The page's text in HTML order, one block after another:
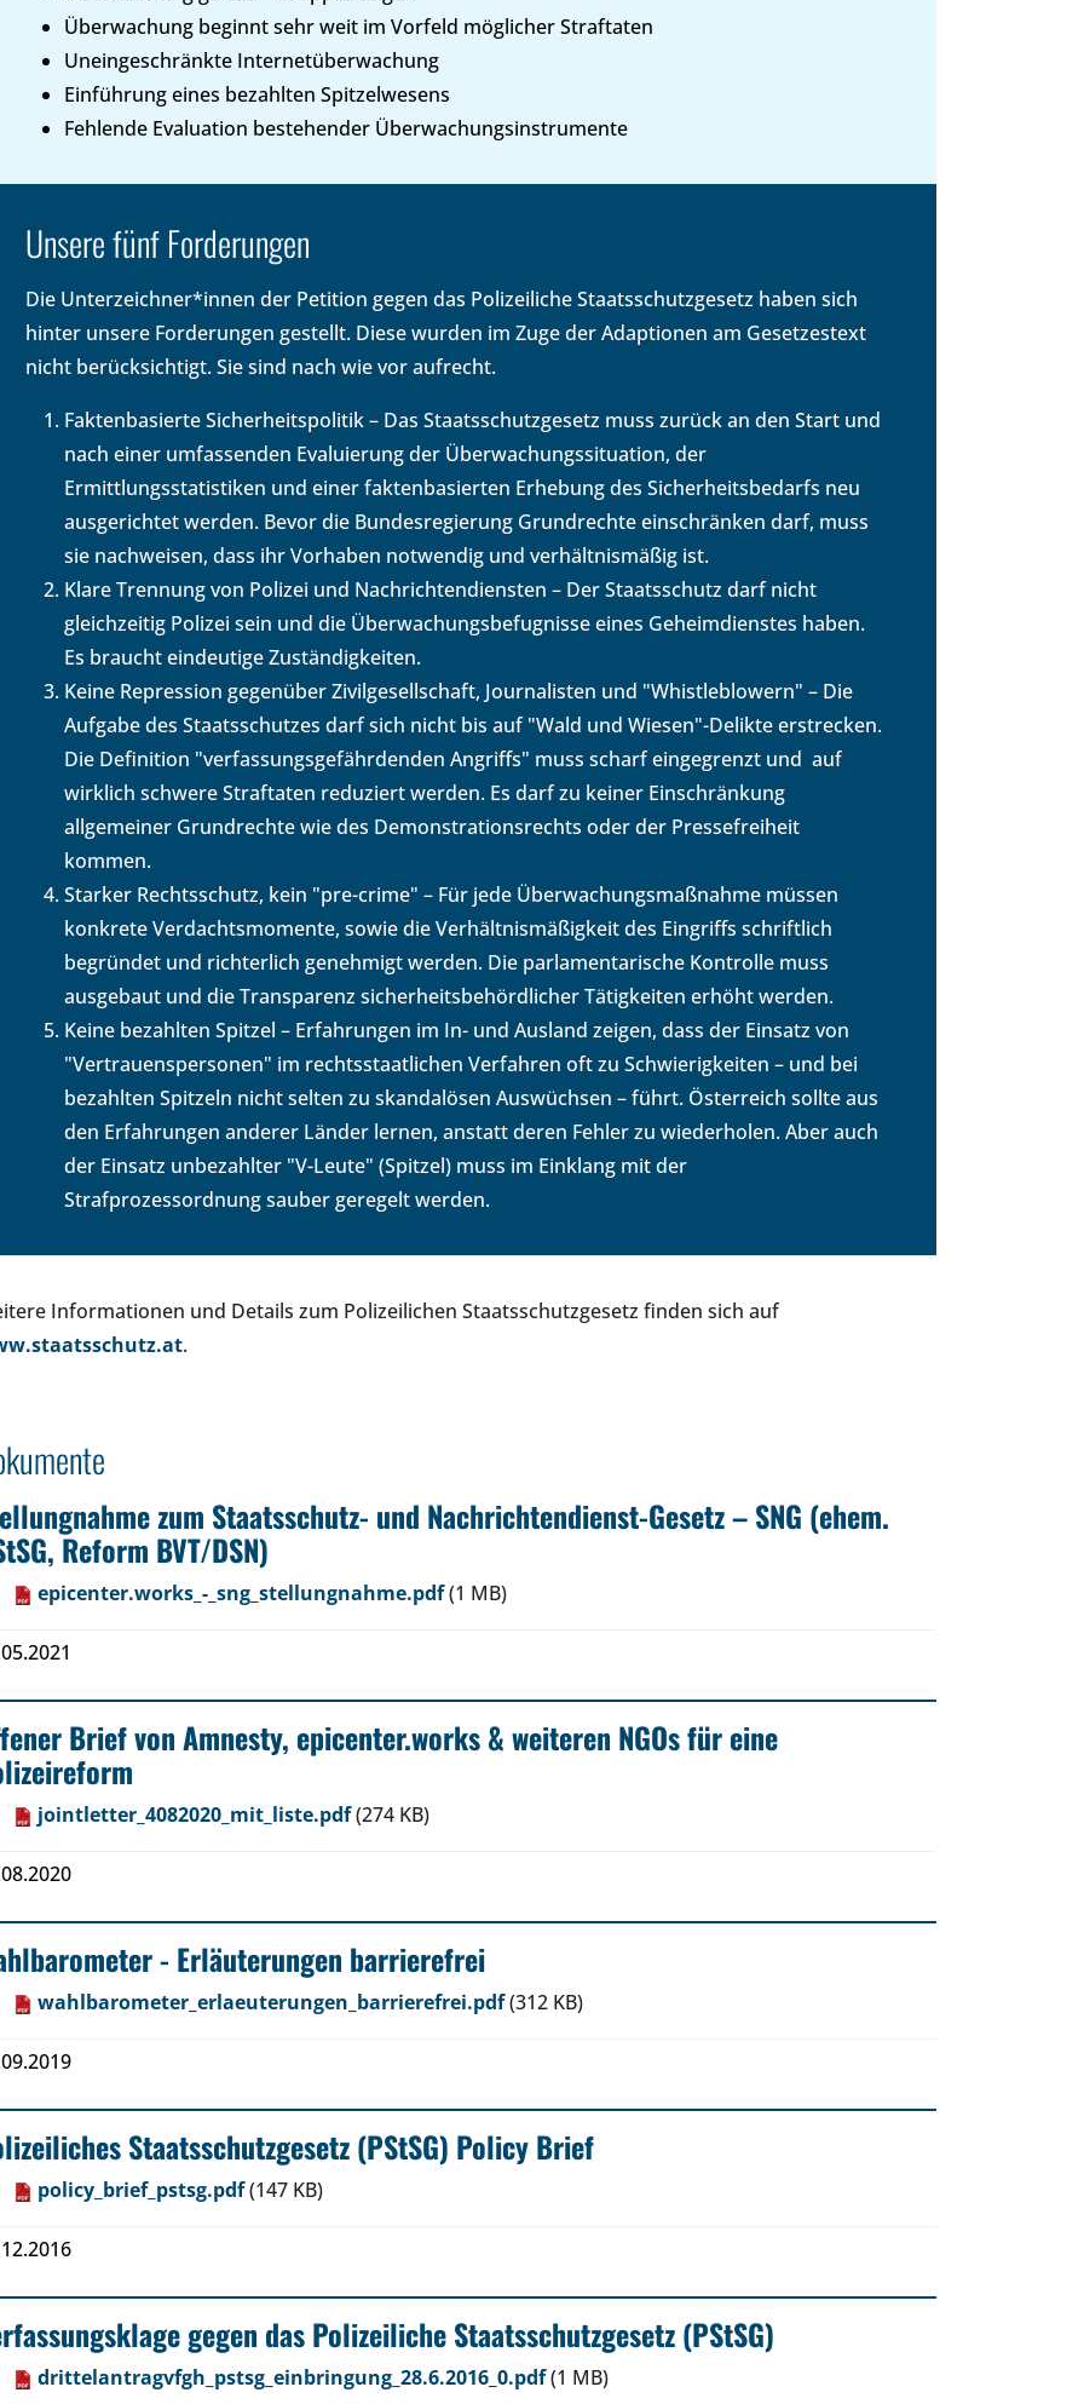
Überwachung beginnt sehr weit im Vorfeld möglicher Straftaten
Uneingeschränkte Internetüberwachung
Einführung eines bezahlten Spitzelwesens
Fehlende Evaluation bestehender Überwachungsinstrumente
Unsere fünf Forderungen
Die Unterzeichner*innen der Petition gegen das Polizeiliche Staatsschutzgesetz haben sich
hinter unsere Forderungen gestellt. Diese wurden im Zuge der Adaptionen am Gesetzestext
nicht berücksichtigt. Sie sind nach wie vor aufrecht.
Faktenbasierte Sicherheitspolitik – Das Staatsschutzgesetz muss zurück an den Start und
nach einer umfassenden Evaluierung der Überwachungssituation, der
Ermittlungsstatistiken und einer faktenbasierten Erhebung des Sicherheitsbedarfs neu
ausgerichtet werden. Bevor die Bundesregierung Grundrechte einschränken darf, muss
sie nachweisen, dass ihr Vorhaben notwendig und verhältnismäßig ist.
Klare Trennung von Polizei und Nachrichtendiensten – Der Staatsschutz darf nicht
gleichzeitig Polizei sein und die Überwachungsbefugnisse eines Geheimdienstes haben.
Es braucht eindeutige Zuständigkeiten.
Keine Repression gegenüber Zivilgesellschaft, Journalisten und "Whistleblowern" – Die
Aufgabe des Staatsschutzes darf sich nicht bis auf "Wald und Wiesen"-Delikte erstrecken.
Die Definition "verfassungsgefährdenden Angriffs" muss scharf eingegrenzt und auf
wirklich schwere Straftaten reduziert werden. Es darf zu keiner Einschränkung
allgemeiner Grundrechte wie des Demonstrationsrechts oder der Pressefreiheit
kommen.
Starker Rechtsschutz, kein "pre-crime" – Für jede Überwachungsmaßnahme müssen
konkrete Verdachtsmomente, sowie die Verhältnismäßigkeit des Eingriffs schriftlich
begründet und richterlich genehmigt werden. Die parlamentarische Kontrolle muss
ausgebaut und die Transparenz sicherheitsbehördlicher Tätigkeiten erhöht werden.
Keine bezahlten Spitzel – Erfahrungen im In- und Ausland zeigen, dass der Einsatz von
"Vertrauenspersonen" im rechtsstaatlichen Verfahren oft zu Schwierigkeiten – und bei
bezahlten Spitzeln nicht selten zu skandalösen Auswüchsen – führt. Österreich sollte aus
den Erfahrungen anderer Länder lernen, anstatt deren Fehler zu wiederholen. Aber auch
der Einsatz unbezahlter "V-Leute" (Spitzel) muss im Einklang mit der
Strafprozessordnung sauber geregelt werden.
Informationen und Details zum Polizeilichen Staatsschutzgesetz finden sich auf
.
zum Staatsschutz- und Nachrichtendienst-Gesetz – SNG (ehem.
Reform BVT/DSN)
epicenter.works_-_sng_stellungnahme.pdf(1 MB)
Brief von Amnesty, epicenter.works & weiteren NGOs für eine
jointletter_4082020_mit_liste.pdf(274 KB)
- Erläuterungen barrierefrei
wahlbarometer_erlaeuterungen_barrierefrei.pdf(312 KB)
Staatsschutzgesetz (PStSG) Policy Brief
policy_brief_pstsg.pdf(147 KB)
gegen das Polizeiliche Staatsschutzgesetz (PStSG)
drittelantragvfgh_pstsg_einbringung_28.6.2016_0.pdf(1 MB)